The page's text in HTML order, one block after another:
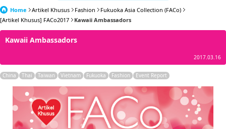
日本語
한국어
繁體中文
ภาษาไทย
Home Artikel Khusus Fashion
Fukuoka Asia Collection (FACo)
[Artikel Khusus] FACo2017
Kawaii Ambassadors
Kawaii Ambassadors
2017.03.16
China Thai Taiwan Vietnam Fukuoka Fashion Event Report